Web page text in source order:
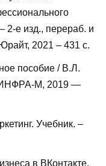
2-е изд., перераб. и
2021 – 431 с.
пособие / В.Л.
М, 2019 —
Учебник. –
в ВКонтакте.